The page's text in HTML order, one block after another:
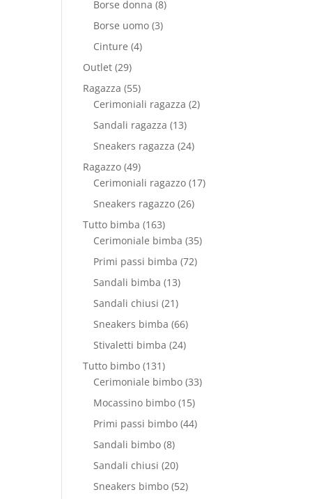
prodotti
Borse donna 88
Borse uomo 33
Cinture 44
Outlet 2929
prodotti
Ragazza 5555
prodotti
Cerimoniali ragazza 22
Sandali ragazza 1313
prodotti
Sneakers ragazza 2424
Ragazzo 4949
prodotti
Cerimoniali ragazzo 1717
Sneakers ragazzo 2626
Tutto bimba 163163
prodotti
Cerimoniale bimba 3535
Primi passi bimba 7272
Sandali bimba 1313
prodotti
Sandali chiusi 2121
prodotti
Sneakers bimba 6666
prodotti
Stivaletti bimba 2424
Tutto bimbo 131131
prodotti
Cerimoniale bimbo 3333
Mocassino bimbo 1515
prodotti
Primi passi bimbo 4444
Sandali bimbo 88
prodotti
Sandali chiusi 2020
prodotti
Sneakers bimbo 5252